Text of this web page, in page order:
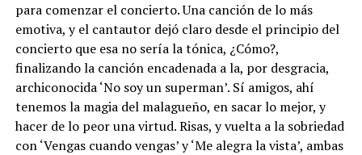
para comenzar el concierto. Una canción de lo más
emotiva, y el cantautor dejó claro desde el principio del
concierto que esa no sería la tónica, ¿Cómo?,
finalizando la canción encadenada a la, por desgracia,
archiconocida ‘No soy un superman’. Sí amigos, ahí
tenemos la magia del malagueño, en sacar lo mejor, y
hacer de lo peor una virtud. Risas, y vuelta a la sobriedad
con ‘Vengas cuando vengas’ y ‘Me alegra la vista’, ambas